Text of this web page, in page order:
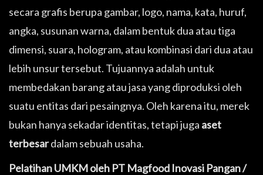
secara grafis berupa gambar, logo, nama, kata, huruf,
angka, susunan warna, dalam bentuk dua atau tiga
dimensi, suara, hologram, atau kombinasi dari dua atau
lebih unsur tersebut. Tujuannya adalah untuk
membedakan barang atau jasa yang diproduksi oleh
suatu entitas dari pesaingnya. Oleh karena itu, merek
bukan hanya sekadar identitas, tetapi juga aset
terbesardalam sebuah usaha.
Pelatihan UMKM oleh PT Magfood Inovasi Pangan /